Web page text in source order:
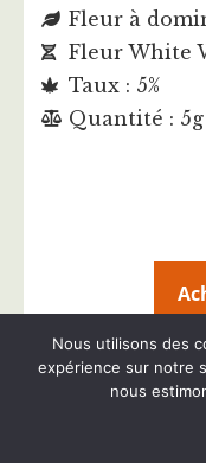
Fleur à
Fleur White
Taux : 5%
Quantité : 5g
Plus
Nous utilisons des
expérience sur notre
nous